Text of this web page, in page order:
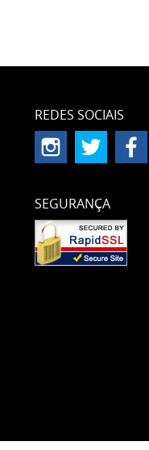
REDES SOCIAIS
SEGURANÇA